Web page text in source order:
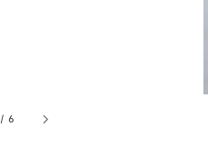
/ 6